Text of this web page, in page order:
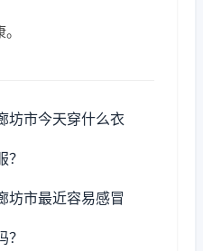
坊市今天穿什么衣
？
坊市最近容易感冒
？